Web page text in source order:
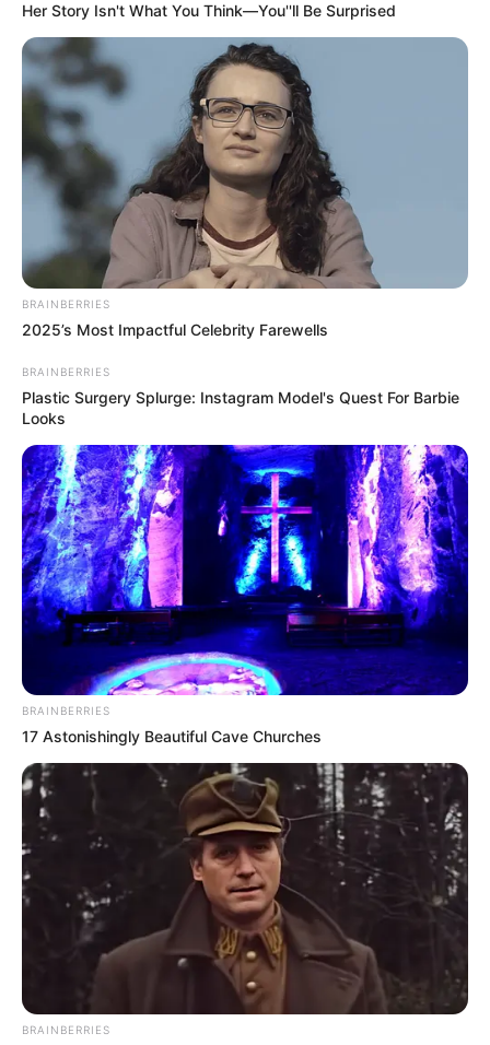
Her Story Isn't What You Think—You''ll Be Surprised
BRAINBERRIES
2025’s Most Impactful Celebrity Farewells
BRAINBERRIES
Plastic Surgery Splurge: Instagram Model's Quest For Barbie
Looks
BRAINBERRIES
17 Astonishingly Beautiful Cave Churches
BRAINBERRIES